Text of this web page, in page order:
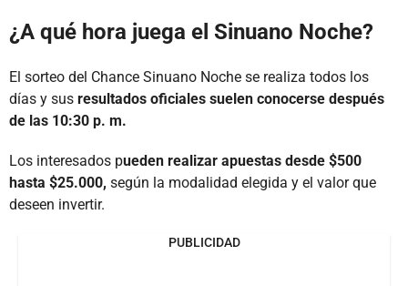
¿A qué hora juega el Sinuano Noche?
El sorteo del Chance Sinuano Noche se realiza todos los
días y sus resultados oficiales suelen conocerse después
de las 10:30 p. m.
Los interesados pueden realizar apuestas desde $500
hasta $25.000, según la modalidad elegida y el valor que
deseen invertir.
PUBLICIDAD